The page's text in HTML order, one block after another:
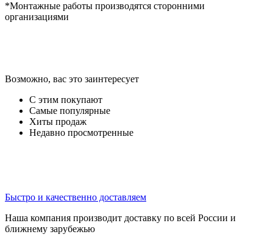
*Монтажные работы производятся сторонними
организациями
Возможно, вас это заинтересует
С этим покупают
Самые популярные
Хиты продаж
Недавно просмотренные
Быстро и качественно доставляем
Наша компания производит доставку по всей России и
ближнему зарубежью